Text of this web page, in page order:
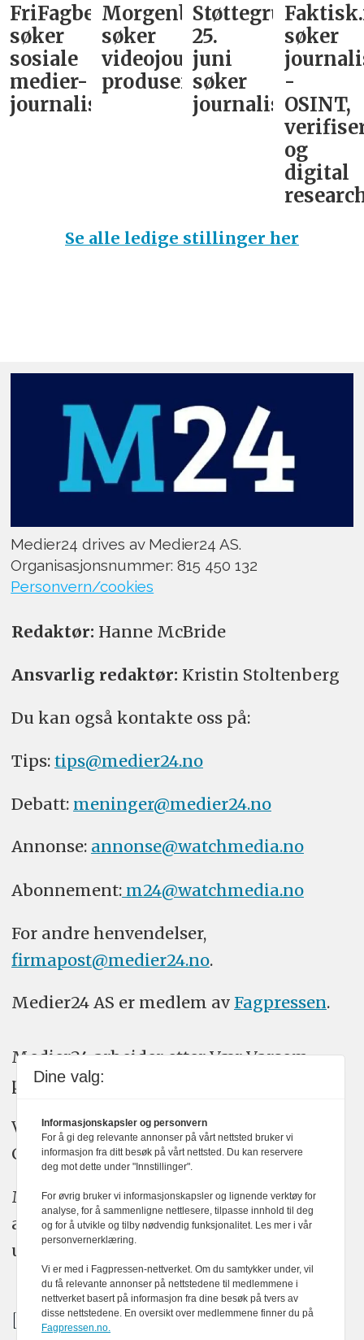
FriFagbevegelse
søker
sosiale
medier-
journalist
Morgenbladet
søker
videojournalist/podkast-
produsent
Støttegruppa
25.
juni
søker
journalist
søker
-
OSINT,
og
digital
Se alle ledige stillinger her
Medier24 drives av Medier24 AS.
Organisasjonsnummer: 815 450 132
Personvern/cookies
Redaktør: Hanne McBride
Ansvarlig redaktør: Kristin Stoltenberg
Du kan også kontakte oss på:
Tips: tips@medier24.no
Debatt: meninger@medier24.no
Annonse: annonse@watchmedia.no
Abonnement:m24@watchmedia.no
For andre henvendelser,
firmapost@medier24.no.
Medier24 AS er medlem av Fagpressen.
Medier24 arbeider etter Vær Varsom-
plakatens regler for god presseskikk.
Vi bruker KI-verktøy som ChatGPT,
Claude, og Gemini i journalistikken vår.
Medier24s redaksjon har alltid det fulle
ansvar for publisert innhold, med eller
uten bruk av kunstig intelligens.
Dine valg:
Informasjonskapsler og personvern
For å gi deg relevante annonser på vårt nettsted bruker vi
informasjon fra ditt besøk på vårt nettsted. Du kan reservere
deg mot dette under "Innstillinger".
For øvrig bruker vi informasjonskapsler og lignende verktøy for
analyse, for å sammenligne nettlesere, tilpasse innhold til deg
og for å utvikle og tilby nødvendig funksjonalitet. Les mer i vår
personvernerklæring.
Vi er med i Fagpressen-nettverket. Om du samtykker under, vil
du få relevante annonser på nettstedene til medlemmene i
nettverket basert på informasjon fra dine besøk på tvers av
disse nettstedene. En oversikt over medlemmene finner du på
Fagpressen.no.